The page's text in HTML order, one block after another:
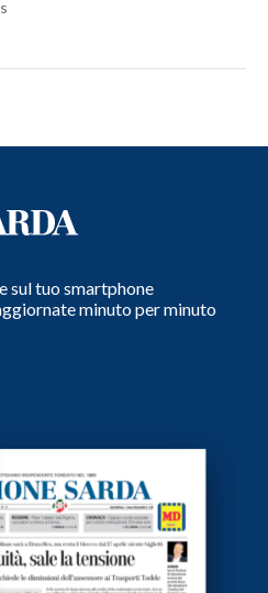
sul tuo smartphone
minuto per minuto